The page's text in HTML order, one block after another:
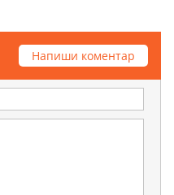
Напиши коментар